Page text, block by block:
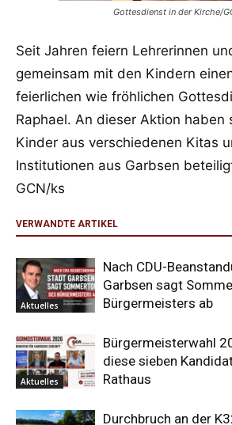
Gottesdienst in der Kirche/
Seit Jahren feiern Lehrerinnen
gemeinsam mit den Kindern
feierlichen wie fröhlichen
Raphael. An dieser Aktion haben
Kinder aus verschiedenen Kitas
Institutionen aus Garbsen
GCN/ks
VERWANDTE ARTIKEL
Aktuelles
Nach CDU-
Garbsen sagt
Bürgermeisters ab
Aktuelles
Bürgermeisterwahl
diese sieben
Rathaus
Durchbruch an der